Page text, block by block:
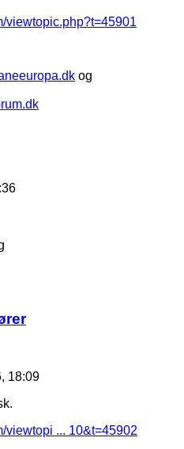
viewtopic.php?t=45901
og
18:09
viewtopi ... 10&t=45902